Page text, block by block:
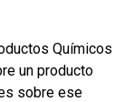
Químicos
un producto
sobre ese